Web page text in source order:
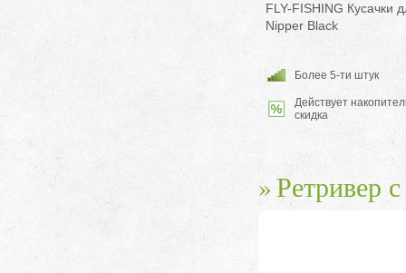
FLY-FISHING Кусачки
Nipper Black
Более 5-ти штук
Действует
скидка
Ретривер